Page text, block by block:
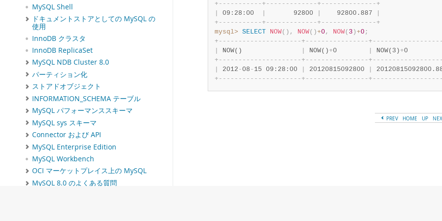
MySQL Shell
ドキュメントストアとしての MySQL の
使用
InnoDB クラスタ
InnoDB ReplicaSet
MySQL NDB Cluster 8.0
パーティション化
ストアドオブジェクト
INFORMATION_SCHEMA テーブル
MySQL パフォーマンススキーマ
MySQL sys スキーマ
Connector および API
MySQL Enterprise Edition
MySQL Workbench
OCI マーケットプレイス上の MySQL
MySQL 8.0 のよくある質問
+ - - - - - - - - - - - + - - - - - - - - - - - - - + - - - - - - - - - - - - - - +
09:28:00
       92800
    92800.887
+ - - - - - - - - - - - + - - - - - - - - - - - - - + - - - - - - - - - - - - - - +
mysql> SELECT NOW( ) , NOW( )+0 , NOW( 3 )+0 ;
+ - - - - - - - - - - - - - - - - - - - - - + - - - - - - - - - - - - - - - - + - - - - - - - - - - - - - - - - - -
NOW() NOW() +0 NOW(3) +
+ - - - - - - - - - - - - - - - - - - - - - + - - - - - - - - - - - - - - - - + - - - - - - - - - - - - - - - - - -
2012 -08 - 15 09:28:00 20120815092800
+ - - - - - - - - - - - - - - - - - - - - - + - - - - - - - - - - - - - - - - + - - - - - - - - - - - - - - - - - -
PREV HOME UP